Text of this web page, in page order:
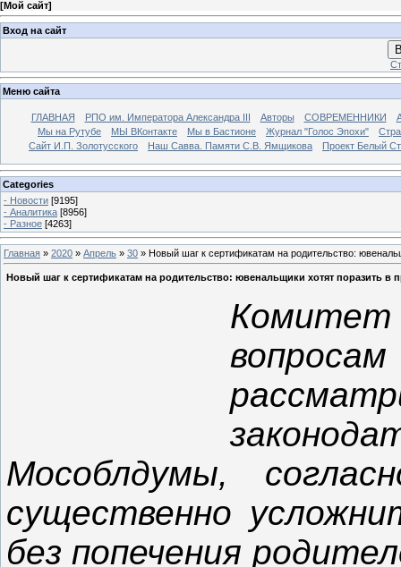
[Мой сайт]
Вход на сайт
Меню сайта
ГЛАВНАЯ РПО им. Императора Александра III Авторы СОВРЕМЕННИКИ
Мы на Рутубе
МЫ ВКонтакте Мы в Бастионе Журнал "Голос Эпохи"
Сайт И.П. Золотусского
Наш Савва. Памяти С.В. Ямщикова Проект Белый
Categories
- Новости [9195]
- Аналитика [8956]
- Разное [4263]
Главная » 2020 » Апрель » 30 » Новый шаг к сертификатам на родительство:
Новый шаг к сертификатам на родительство: ювенальщики хотят поразить в
Комитет
Мособлдумы,
существенно
без попечения